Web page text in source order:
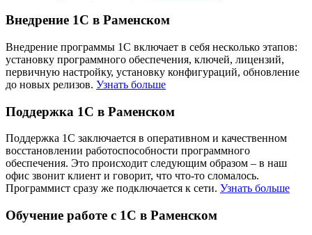
Внедрение 1С в Раменском
Внедрение программы 1С включает в себя несколько этапов:
установку программного обеспечения, ключей, лицензий,
первичную настройку, установку конфигураций, обновление
до новых релизов. Узнать больше
Поддержка 1С в Раменском
Поддержка 1С заключается в оперативном и качественном
восстановлении работоспособности программного
обеспечения. Это происходит следующим образом – в наш
офис звонит клиент и говорит, что что-то сломалось.
Программист сразу же подключается к сети. Узнать больше
Обучение работе с 1С в Раменском